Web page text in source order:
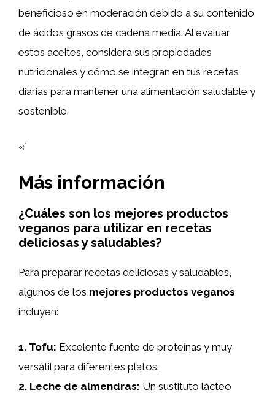
beneficioso en moderación debido a su contenido
de ácidos grasos de cadena media. Al evaluar
estos aceites, considera sus propiedades
nutricionales y cómo se integran en tus recetas
diarias para mantener una alimentación saludable y
sostenible.
«`
Más información
¿Cuáles son los mejores productos
veganos para utilizar en recetas
deliciosas y saludables?
Para preparar recetas deliciosas y saludables,
algunos de los mejores productos veganos
incluyen:
1. Tofu: Excelente fuente de proteínas y muy
versátil para diferentes platos.
2. Leche de almendras: Un sustituto lácteo